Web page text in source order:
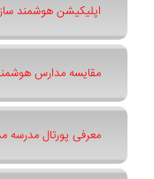
اپلیکیشن هوشمند
مقایسه مدارس
معرفی پورتال مدرسه